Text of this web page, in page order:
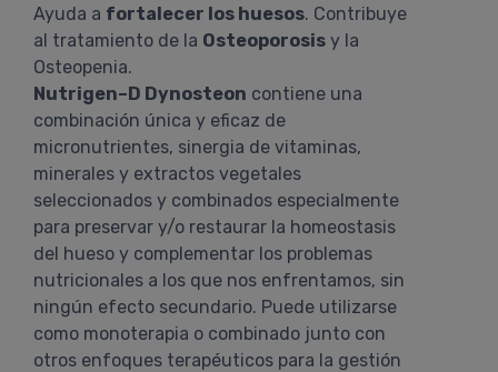
Ayuda a fortalecer los huesos. Contribuye
al tratamiento de la Osteoporosis y la
Osteopenia.
Nutrigen–D Dynosteon contiene una
combinación única y eficaz de
micronutrientes, sinergia de vitaminas,
minerales y extractos vegetales
seleccionados y combinados especialmente
para preservar y/o restaurar la homeostasis
del hueso y complementar los problemas
nutricionales a los que nos enfrentamos, sin
ningún efecto secundario. Puede utilizarse
como monoterapia o combinado junto con
otros enfoques terapéuticos para la gestión